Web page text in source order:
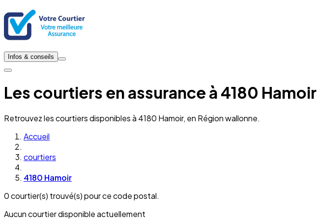
Infos & conseils
Les courtiers en assurance à 4180 Hamoir
Retrouvez les courtiers disponibles à 4180 Hamoir, en Région wallonne.
Accueil
courtiers
4180 Hamoir
0 courtier(s) trouvé(s) pour ce code postal.
Aucun courtier disponible actuellement